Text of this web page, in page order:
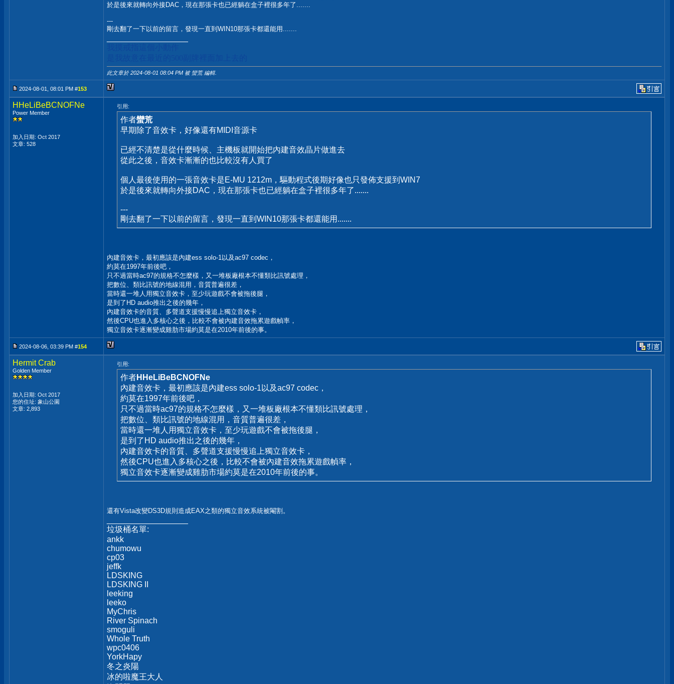
於是後來就轉向外接DAC，現在那張卡也已經躺在盒子裡很多年了.......
---
剛去翻了一下以前的留言，發現一直到WIN10那張卡都還能用.......
此文章於 2024-08-01 08:04 PM 被 蠻荒 編輯.
2024-08-01, 08:01 PM #153
HHeLiBeBCNOFNe
Power Member
加入日期: Oct 2017
文章: 528
引用:
作者蠻荒
早期除了音效卡，好像還有MIDI音源卡
已經不清楚是從什麼時候、主機板就開始把內建音效晶片做進去
從此之後，音效卡漸漸的也比較沒有人買了
個人最後使用的一張音效卡是E-MU 1212m，驅動程式後期好像也只發佈支援到WIN7
於是後來就轉向外接DAC，現在那張卡也已經躺在盒子裡很多年了.......
---
剛去翻了一下以前的留言，發現一直到WIN10那張卡都還能用.......
內建音效卡，最初應該是內建ess solo-1以及ac97 codec，
約莫在1997年前後吧，
只不過當時ac97的規格不怎麼樣，又一堆板廠根本不懂類比訊號處理，
把數位、類比訊號的地線混用，音質普遍很差，
當時還一堆人用獨立音效卡，至少玩遊戲不會被拖後腿，
是到了HD audio推出之後的幾年，
內建音效卡的音質、多聲道支援慢慢追上獨立音效卡，
然後CPU也進入多核心之後，比較不會被內建音效拖累遊戲幀率，
獨立音效卡逐漸變成雞肋市場約莫是在2010年前後的事。
2024-08-06, 03:39 PM #154
Hermit Crab
Golden Member
加入日期: Oct 2017
您的住址: 象山公園
文章: 2,893
引用:
作者HHeLiBeBCNOFNe
內建音效卡，最初應該是內建ess solo-1以及ac97 codec，
約莫在1997年前後吧，
只不過當時ac97的規格不怎麼樣，又一堆板廠根本不懂類比訊號處理，
把數位、類比訊號的地線混用，音質普遍很差，
當時還一堆人用獨立音效卡，至少玩遊戲不會被拖後腿，
是到了HD audio推出之後的幾年，
內建音效卡的音質、多聲道支援慢慢追上獨立音效卡，
然後CPU也進入多核心之後，比較不會被內建音效拖累遊戲幀率，
獨立音效卡逐漸變成雞肋市場約莫是在2010年前後的事。
還有Vista改變DS3D規則造成EAX之類的獨立音效系統被閹割。
垃圾桶名單:
ankk
chumowu
cp03
jeffk
LDSKING
LDSKING II
leeking
leeko
MyChris
River Spinach
smoguli
Whole Truth
wpc0406
YorkHapy
冬之炎陽
冰的啦魔王大人